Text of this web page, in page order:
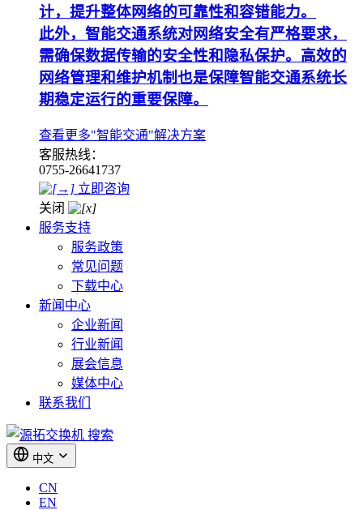
计，提升整体网络的可靠性和容错能力。
此外，智能交通系统对网络安全有严格要求，
需确保数据传输的安全性和隐私保护。高效的
网络管理和维护机制也是保障智能交通系统长
期稳定运行的重要保障。
查看更多"智能交通"解决方案
客服热线：
0755-26641737
立即咨询
关闭
服务支持
服务政策
常见问题
下载中心
新闻中心
企业新闻
行业新闻
展会信息
媒体中心
联系我们
搜索
中文
CN
EN